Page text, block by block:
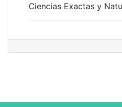
Ciencias Exactas y